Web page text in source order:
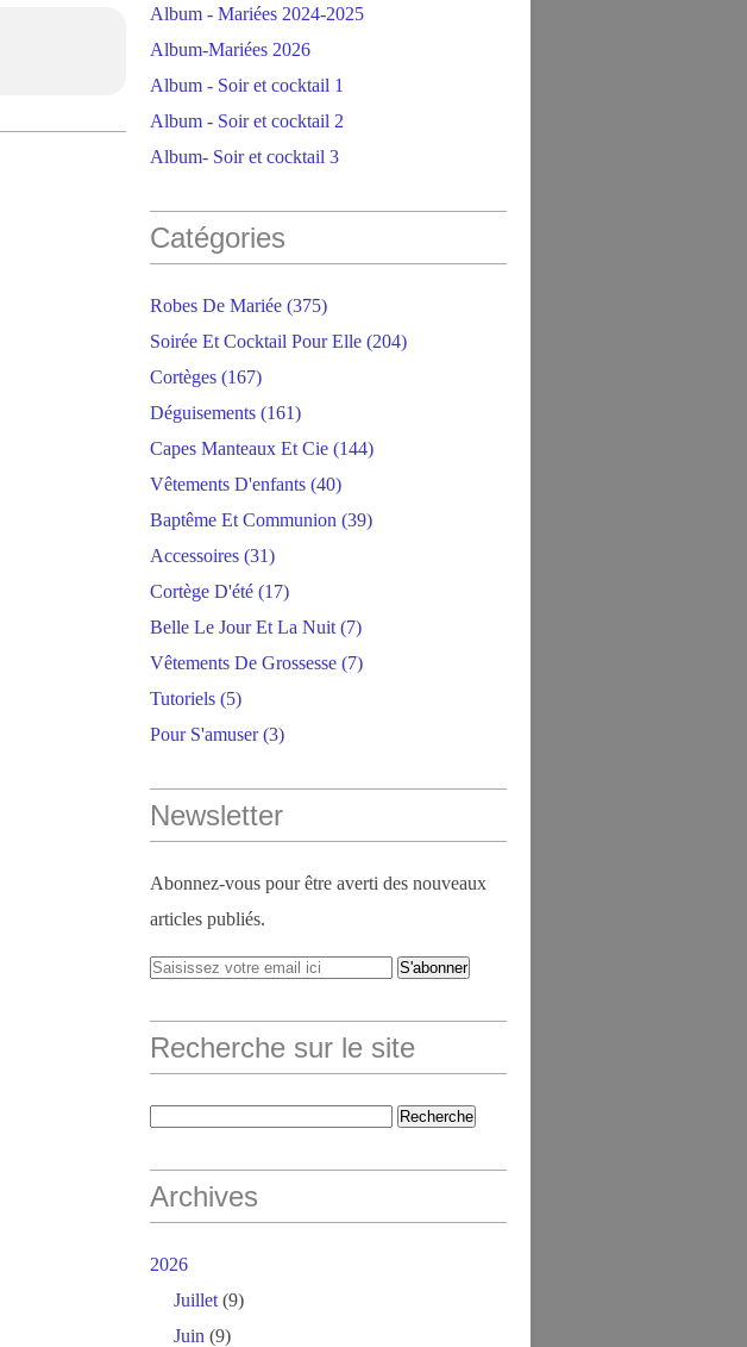
Album - Mariées 2024-2025
Album-Mariées 2026
Album - Soir et cocktail 1
Album - Soir et cocktail 2
Album- Soir et cocktail 3
Catégories
Robes De Mariée (375)
Soirée Et Cocktail Pour Elle (204)
Cortèges (167)
Déguisements (161)
Capes Manteaux Et Cie (144)
Vêtements D'enfants (40)
Baptême Et Communion (39)
Accessoires (31)
Cortège D'été (17)
Belle Le Jour Et La Nuit (7)
Vêtements De Grossesse (7)
Tutoriels (5)
Pour S'amuser(3)
Newsletter
Abonnez-vous pour être averti des nouveaux
articles publiés.
Recherche sur le site
Archives
2026
Juillet (9)
Juin (9)